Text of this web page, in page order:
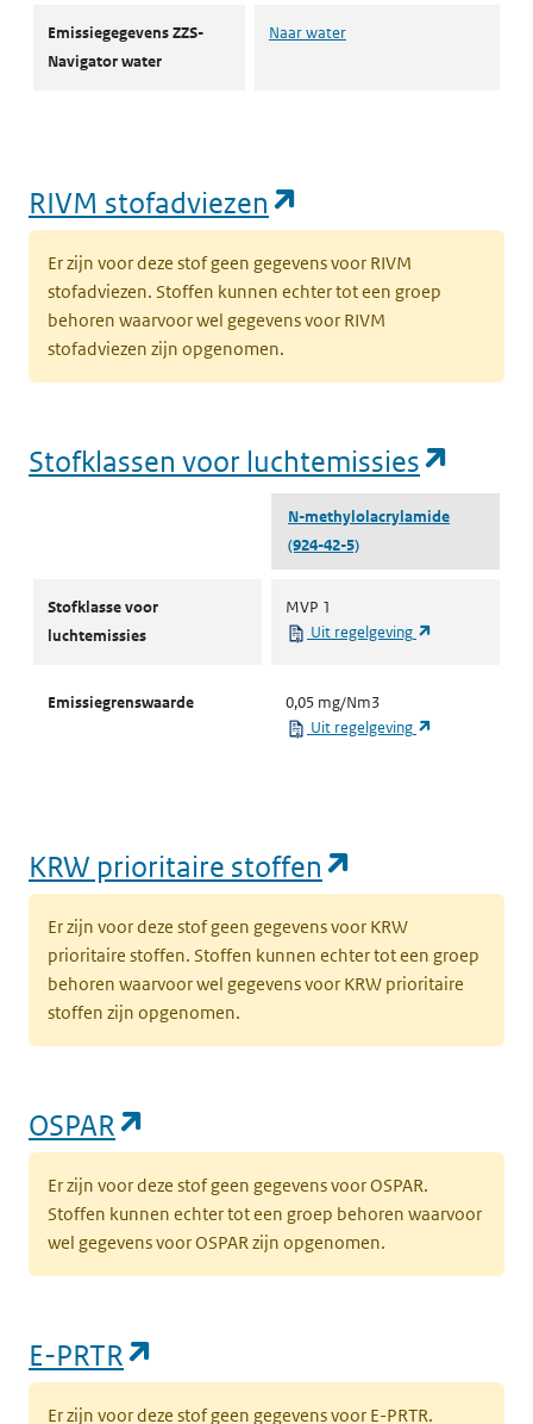
Emissiegegevens ZZS-
Navigator water
Naar water
RIVM stofadviezen
Er zijn voor deze stof geen gegevens voor RIVM
stofadviezen. Stoffen kunnen echter tot een groep
behoren waarvoor wel gegevens voor RIVM
stofadviezen zijn opgenomen.
Stofklassen voor luchtemissies
N-methylol­acrylamide
(924-42-5)
Stofklasse voor
luchtemissies
MVP 1
Uit regelgeving
Emissiegrenswaarde
0,05 mg/Nm3
Uit regelgeving
KRW prioritaire stoffen
Er zijn voor deze stof geen gegevens voor KRW
prioritaire stoffen. Stoffen kunnen echter tot een groep
behoren waarvoor wel gegevens voor KRW prioritaire
stoffen zijn opgenomen.
OSPAR
Er zijn voor deze stof geen gegevens voor OSPAR.
Stoffen kunnen echter tot een groep behoren waarvoor
wel gegevens voor OSPAR zijn opgenomen.
E-PRTR
Er zijn voor deze stof geen gegevens voor E-PRTR.